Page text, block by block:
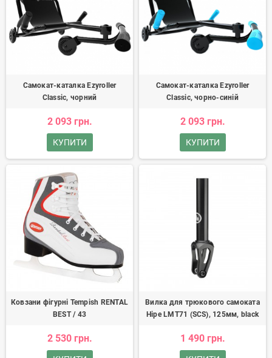
Самокат-каталка Ezyroller
Classic, чорний
2 093 грн.
КУПИТИ
Самокат-каталка Ezyroller
Classic, чорно-синій
2 093 грн.
КУПИТИ
Ковзани фігурні Tempish RENTAL
BEST / 43
2 530 грн.
Вилка для трюкового самоката
Hipe LMT71 (SCS), 125мм, black
1 490 грн.